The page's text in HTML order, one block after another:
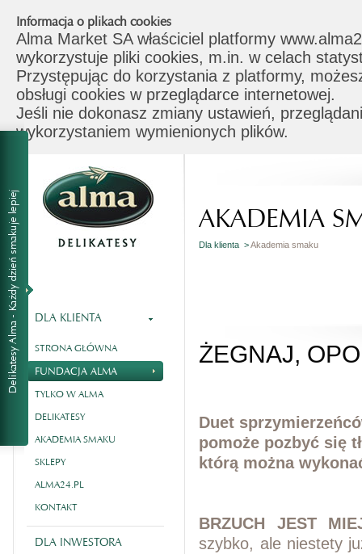
Informacja o plikach cookies
Alma Market SA właściciel platformy
wykorzystuje pliki cookies, m.in. w celach
Przystępując do korzystania z platformy,
obsługi cookies w przeglądarce internetowej.
Jeśli nie dokonasz zmiany ustawień,
wykorzystaniem wymienionych plików.
DLA KLIENTA
STRONA GŁÓWNA
FUNDACJA ALMA
TYLKO W ALMA
DELIKATESY
AKADEMIA SMAKU
SKLEPY
ALMA24.PL
KONTAKT
DLA INWESTORA
AKADEMIA
Dla klienta >Akademia smaku
ŻEGNAJ,
Duet
pomoże pozbyć się
którą można
BRZUCH JEST
szybko, ale niestety